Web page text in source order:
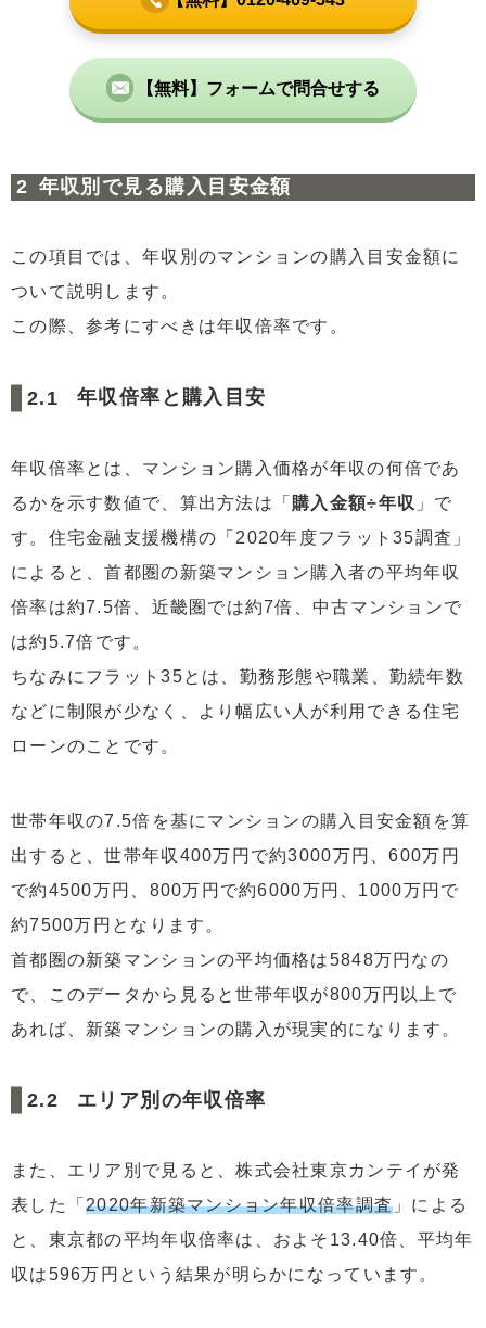
【無料】フォームで問合せする
年収別で見る購入目安金額
この項目では、年収別のマンションの購入目安金額に
ついて説明します。
この際、参考にすべきは年収倍率です。
年収倍率と購入目安
年収倍率とは、マンション購入価格が年収の何倍であ
るかを示す数値で、算出方法は「 購入金額÷年収 」で
す。住宅金融支援機構の「2020年度フラット35調査」
によると、首都圏の新築マンション購入者の平均年収
倍率は約7.5倍、近畿圏では約7倍、中古マンションで
は約5.7倍です。
ちなみにフラット35とは、勤務形態や職業、勤続年数
などに制限が少なく、より幅広い人が利用できる住宅
ローンのことです。
世帯年収の7.5倍を基にマンションの購入目安金額を算
出すると、世帯年収400万円で約3000万円、600万円
で約4500万円、800万円で約6000万円、1000万円で
約7500万円となります。
首都圏の新築マンションの平均価格は5848万円なの
で、このデータから見ると世帯年収が800万円以上で
あれば、新築マンションの購入が現実的になります。
エリア別の年収倍率
また、エリア別で見ると、株式会社東京カンテイが発
表した「2020年新築マンション年収倍率調査 」による
と、東京都の平均年収倍率は、およそ13.40倍、平均年
収は596万円という結果が明らかになっています。